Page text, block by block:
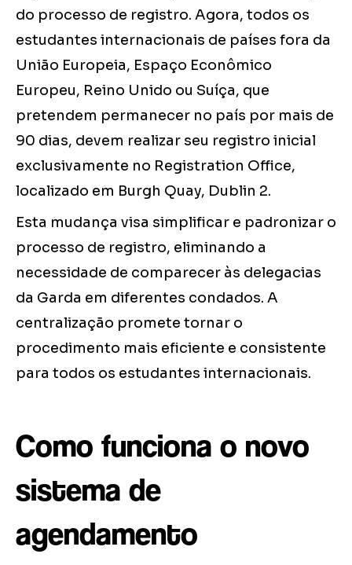
do processo de registro. Agora, todos os
estudantes internacionais de países fora da
União Europeia, Espaço Econômico
Europeu, Reino Unido ou Suíça, que
pretendem permanecer no país por mais de
90 dias, devem realizar seu registro inicial
exclusivamente no Registration Office,
localizado em Burgh Quay, Dublin 2.
Esta mudança visa simplificar e padronizar o
processo de registro, eliminando a
necessidade de comparecer às delegacias
da Garda em diferentes condados. A
centralização promete tornar o
procedimento mais eficiente e consistente
para todos os estudantes internacionais.
Como funciona o novo
sistema de
agendamento